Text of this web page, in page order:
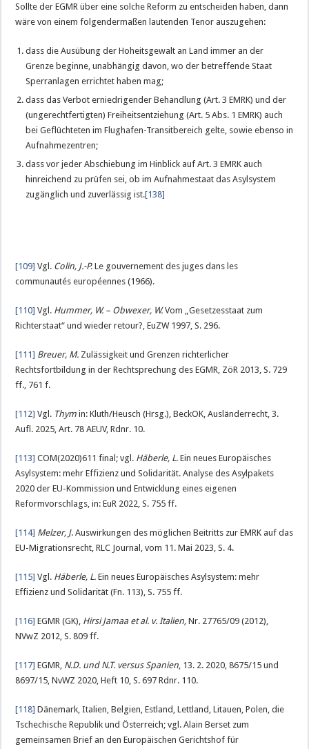
Sollte der EGMR über eine solche Reform zu entscheiden haben, dann
wäre von einem folgendermaßen lautenden Tenor auszugehen:
dass die Ausübung der Hoheitsgewalt an Land immer an der
Grenze beginne, unabhängig davon, wo der betreffende Staat
Sperranlagen errichtet haben mag;
dass das Verbot erniedrigender Behandlung (Art. 3 EMRK) und der
(ungerechtfertigten) Freiheitsentziehung (Art. 5 Abs. 1 EMRK) auch
bei Geflüchteten im Flughafen-Transitbereich gelte, sowie ebenso in
Aufnahmezentren;
dass vor jeder Abschiebung im Hinblick auf Art. 3 EMRK auch
hinreichend zu prüfen sei, ob im Aufnahmestaat das Asylsystem
zugänglich und zuverlässig ist.[138]
[109] Vgl. Colin, J.-P.Le gouvernement des juges dans les
communautés européennes (1966).
[110] Vgl. Hummer, W. – Obwexer, W.Vom „Gesetzesstaat zum
Richterstaat“ und wieder retour?, EuZW 1997, S. 296.
[111] Breuer, M. Zulässigkeit und Grenzen richterlicher
Rechtsfortbildung in der Rechtsprechung des EGMR, ZöR 2013, S. 729
ff., 761 f.
[112] Vgl. Thym in: Kluth/Heusch (Hrsg.), BeckOK, Ausländerrecht, 3.
Aufl. 2025, Art. 78 AEUV, Rdnr. 10.
[113] COM(2020)611 final; vgl. Häberle, L.Ein neues Europäisches
Asylsystem: mehr Effizienz und Solidarität. Analyse des Asylpakets
2020 der EU-Kommission und Entwicklung eines eigenen
Reformvorschlags, in: EuR 2022, S. 755 ff.
[114] Melzer, J. Auswirkungen des möglichen Beitritts zur EMRK auf das
EU-Migrationsrecht, RLC Journal, vom 11. Mai 2023, S. 4.
[115] Vgl. Häberle, L. Ein neues Europäisches Asylsystem: mehr
Effizienz und Solidarität (Fn. 113), S. 755 ff.
[116] EGMR (GK), Hirsi Jamaa et al. v. Italien,Nr. 27765/09 (2012),
NVwZ 2012, S. 809 ff.
[117] EGMR, N.D. und N.T. versus Spanien, 13. 2. 2020, 8675/15 und
8697/15, NvWZ 2020, Heft 10, S. 697 Rdnr. 110.
[118] Dänemark, Italien, Belgien, Estland, Lettland, Litauen, Polen, die
Tschechische Republik und Österreich; vgl. Alain Berset zum
gemeinsamen Brief an den Europäischen Gerichtshof für